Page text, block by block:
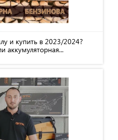
и купить в 2023/2024?
аккумуляторная...